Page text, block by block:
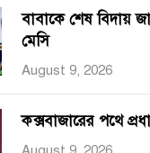
বাবাকে শেষ বিদায়
মেসি
August 9, 2026
কক্সবাজারের পথে